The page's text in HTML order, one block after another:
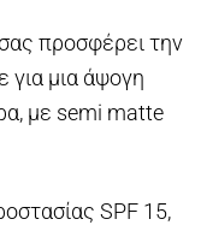
προσφέρει την
για μια άψογη
με semi matte
SPF 15,